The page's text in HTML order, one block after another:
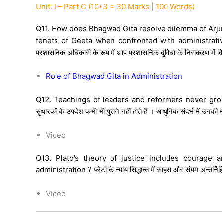
Unit: I – Part C (10*3 = 30 Marks | 100 Words)
Q11. How does Bhagwad Gita resolve dilemma of
tenets of Geeta when confronted with administrative
प्रशासनिक अधिकारी के रूप में आप प्रशासनिक दुविधा के निराकरण में
Role of Bhagwad Gita in Administration
Q12. Teachings of leaders and reformers never
सुधारकों के उपदेश कभी भी पुराने नहीं होते हैं । आधुनिक संदर्भ में उनकी
Video
Q13. Plato’s theory of justice includes
administration ? प्लेटो के न्याय सिद्धान्त में साहस और संयम
Video